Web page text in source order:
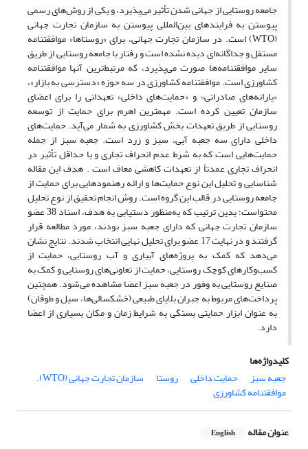
جامعه روستایی از جهانی شدن تأثیر می‌پذیرد، و یکی از روش‌های رسمی
پیوستن به فرایندهای بین‌المللی پیوستن به سازمان تجارت جهانی
(WTO) است. در سازمان تجارت جهانی، برای «روستاها» موافقتنامه
مستقل و جداگانه‌ای دیده نشده است و رفتار با جامعه روستایی از طریق
سایر موافقتنامه‌ها صورت می‌پذیرد، که مرتبط‌ترین آنها موافقتنامه
کشاورزی است. موافقتنامه کشاورزی در سه حوزه «دسترسی به بازار»،
«یارانه‌های صادراتی» و «حمایت‌های داخلی» تعهداتی را برای اعضای
سازمان تعیین کرده است. مهمترین اهرم برای حمایت از توسعه
روستایی از طریق تعهدات بخش کشاورزی به شمار می‌آید. حمایت‌های
داخلی دارای سه جعبه‌ آبی، سبز و زرد است. جعبه سبز از جمله
حمایت‌هایی است که به شرط عدم انحراف تجاری و یا حداقل تأثیر در
انحراف تجاری عمدتاً از تعهدات کاهشی معاف است . هدف این مقاله
شناسایی و تحلیل این نوع حمایت‌ها و ارائه رهنمودهایی برای حمایت از
جامعه روستایی در قالب این گروه است. روش انجام تحقیق از نوع تحلیل
محتواست؛ بدین ترتیب که به‌منظور دستیابی به هدف، اسناد 38 عضو
سازمان تجارت جهانی که دارای جعبه سبز بودند، مورد مطالعه قرار
گرفتند و در نهایت 17 عضو برای تحلیل نهایی انتخاب شدند. نتایج نشان
می‌دهد که کمک به پروژه‌های آبیاری و آب روستایی، حمایت از
کسب‌وکارهای کوچک روستایی، حمایت از تعاونی‌های روستایی و کمک به
صنایع روستایی به وفور در جعبه سبز اعضا مشاهده می‌شود. همچنین
پرداخت‌های مربوط به جبران بلایای طبیعی (خشکسالی‌ها، سیل و طوفان)
به عنوان ابزار حمایتی بستگی به شرایط زمان و مکان بسیاری از اعضا
دارد.
کلیدواژه‌ها
جعبه سبز
حمایت داخلی روستا سازمان تجارت جهانی (WTO).
موافقتنامه کشاورزی
عنوان مقاله English